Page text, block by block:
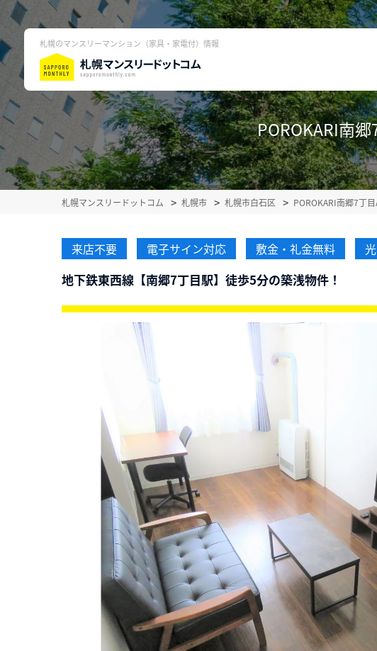
札幌のマンスリーマンション（家具・家電付）情報
POROKARI南
札幌マンスリードットコム 札幌市 札幌市白石区 POROKARI南郷7丁
来店不要 電子サイン対応 敷金・礼金無料
地下鉄東西線【南郷7丁目駅】徒歩5分の築浅物件！